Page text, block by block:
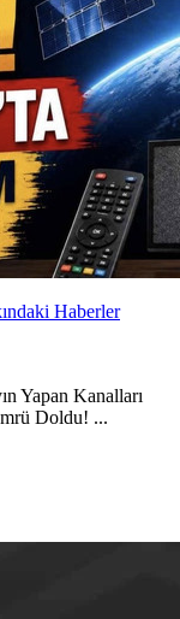
Haberler
Yapan Kanalları
Doldu! ...